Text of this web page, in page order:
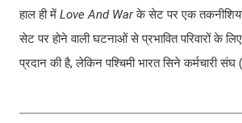
हाल ही में Love And Warके सेट पर एक
सेट पर होने वाली घटनाओं से प्रभावित परिवारों के
प्रदान की है, लेकिन पश्चिमी भारत सिने कर्मचारी